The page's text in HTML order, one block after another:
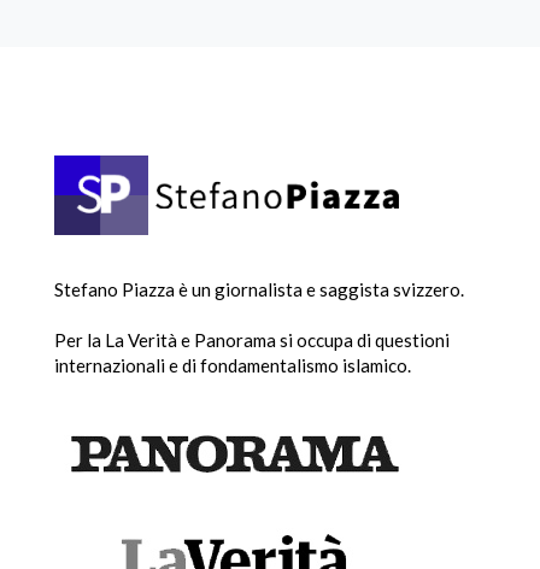
Stefano Piazza è un giornalista e saggista svizzero.
Per la La Verità e Panorama si occupa di questioni
internazionali e di fondamentalismo islamico.